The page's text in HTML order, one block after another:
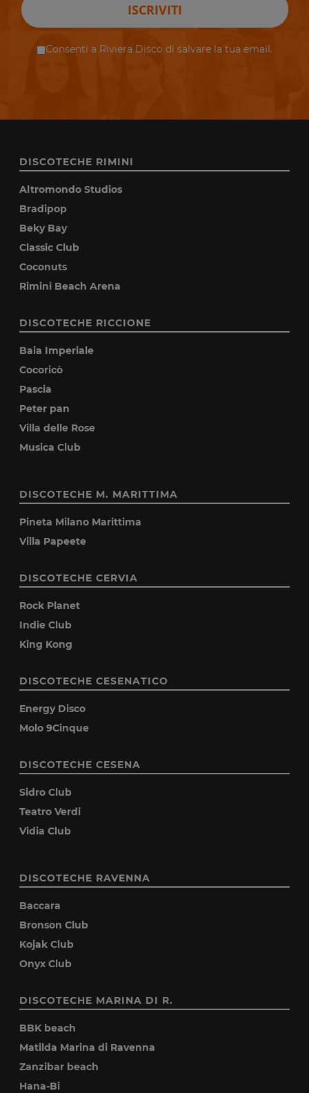
ISCRIVITI
Consenti a Riviera Disco di salvare la tua email.
DISCOTECHE RIMINI
Altromondo Studios
Bradipop
Beky Bay
Classic Club
Coconuts
Rimini Beach Arena
DISCOTECHE RICCIONE
Baia Imperiale
Cocoricò
Pascia
Peter pan
Villa delle Rose
Musica Club
DISCOTECHE M. MARITTIMA
Pineta Milano Marittima
Villa Papeete
DISCOTECHE CERVIA
Rock Planet
Indie Club
King Kong
DISCOTECHE CESENATICO
Energy Disco
Molo 9Cinque
DISCOTECHE CESENA
Sidro Club
Teatro Verdi
Vidia Club
DISCOTECHE RAVENNA
Baccara
Bronson Club
Kojak Club
Onyx Club
DISCOTECHE MARINA DI R.
BBK beach
Matilda Marina di Ravenna
Zanzibar beach
Hana-Bi